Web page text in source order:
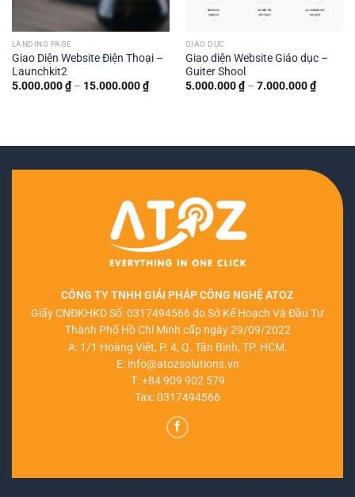
LANDING PAGE
Giao Diện Website Điện Thoại –
Launchkit2
5.000.000₫ – 15.000.000₫Khoảng
giá:
GIÁO DỤC
Giao diện Website Giáo dục –
Guiter Shool
5.000.000₫ – 7.000.000₫Khoảng
giá:
CÔNG TY TNHH GIẢI PHÁP CÔNG NGHỆ ATOZ
Giấy CNĐKHKD Số: 0317494566 do Sở Kế Hoạch Và Đầu Tư
Thành Phố Hồ Chí Minh cấp ngày 29/09/2022
A: 1/1 Hoàng Việt, P. 4, Q. Tân Bình, TP. HCM.
E: info@atozsolutions.vn
T:+84 909 902 579
Tax: 0317494566